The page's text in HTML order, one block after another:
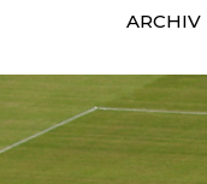
ARCHIV